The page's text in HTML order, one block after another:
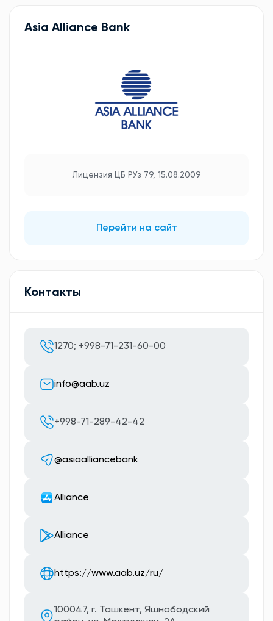
Asia Alliance Bank
Лицензия ЦБ РУз 79, 15.08.2009
Перейти на сайт
Контакты
1270; +998-71-231-60-00
info@aab.uz
+998-71-289-42-42
@asiaalliancebank
Alliance
Alliance
https://www.aab.uz/ru/
100047, г. Ташкент, Яшнободский